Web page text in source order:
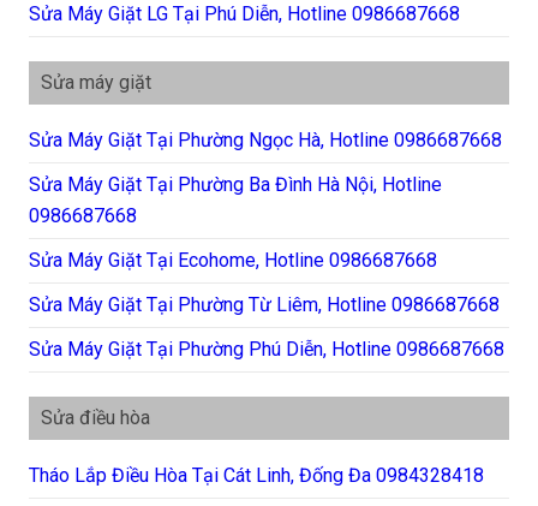
Sửa Máy Giặt LG Tại Phú Diễn, Hotline 0986687668
Sửa máy giặt
Sửa Máy Giặt Tại Phường Ngọc Hà, Hotline 0986687668
Sửa Máy Giặt Tại Phường Ba Đình Hà Nội, Hotline
0986687668
Sửa Máy Giặt Tại Ecohome, Hotline 0986687668
Sửa Máy Giặt Tại Phường Từ Liêm, Hotline 0986687668
Sửa Máy Giặt Tại Phường Phú Diễn, Hotline 0986687668
Sửa điều hòa
Tháo Lắp Điều Hòa Tại Cát Linh, Đống Đa 0984328418